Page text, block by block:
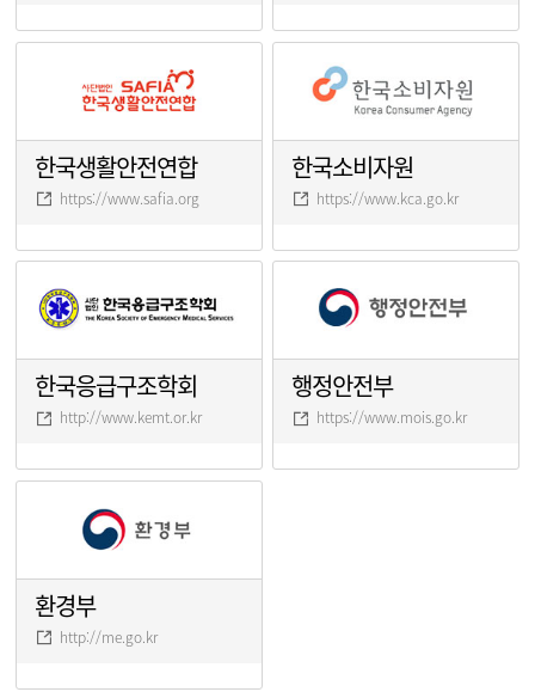
한국생활안전연합
https://www.safia.org
한국소비자원
https://www.kca.go.kr
한국응급구조학회
http://www.kemt.or.kr
행정안전부
https://www.mois.go.kr
환경부
http://me.go.kr